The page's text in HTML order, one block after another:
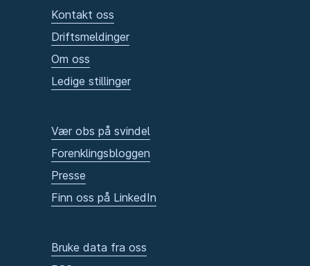
Kontakt oss
Driftsmeldinger
Om oss
Ledige stillinger
Vær obs på svindel
Forenklingsbloggen
Presse
Finn oss på LinkedIn
Bruke data fra oss